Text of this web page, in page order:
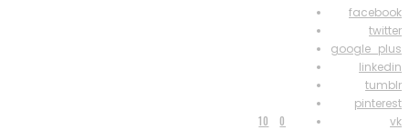
10 0
facebook
twitter
google_plus
linkedin
tumblr
pinterest
vk